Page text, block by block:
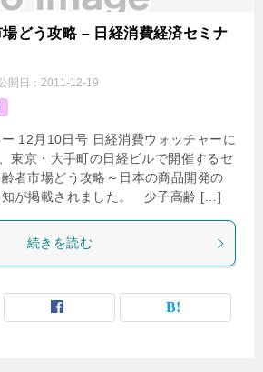
どう攻略 – 日経消費経済セミナ
開日： 2011-12-19
12月10日号 日経消費ウォッチャーに
東京・大手町の日経ビルで開催するセ
者市場どう攻略～日本の商品開発の
知が掲載されました。 少子高齢 […]
続きを読む